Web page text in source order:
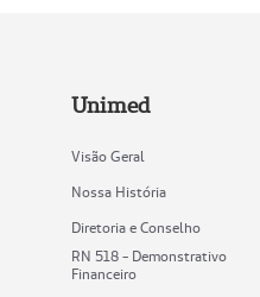
Unimed
Visão Geral
Nossa História
Diretoria e Conselho
RN 518 - Demonstrativo
Financeiro